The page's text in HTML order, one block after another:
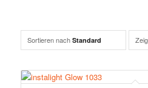
Sortieren nach Standard